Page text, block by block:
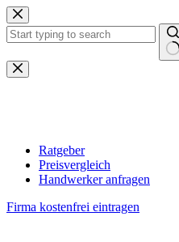
Zum
Inhalt
springen
Keine
Ergebnisse
Ratgeber
Preisvergleich
Handwerker anfragen
Firma kostenfrei eintragen